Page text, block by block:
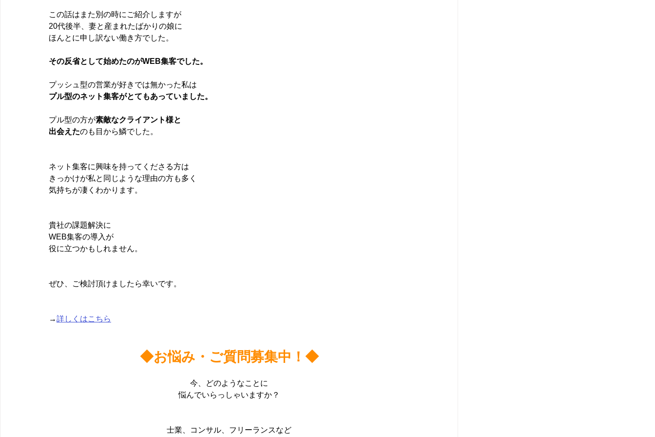
この話はまた別の時にご紹介しますが
20代後半、妻と産まれたばかりの娘に
ほんとに申し訳ない働き方でした。
その反省として始めたのがWEB集客でした。
プッシュ型の営業が好きでは無かった私は
プル型のネット集客がとてもあっていました。
プル型の方が素敵なクライアント様と
出会えたのも目から鱗でした。
ネット集客に興味を持ってくださる方は
きっかけが私と同じような理由の方も多く
気持ちが凄くわかります。
貴社の課題解決に
WEB集客の導入が
役に立つかもしれません。
ぜひ、ご検討頂けましたら幸いです。
→詳しくはこちら
◆お悩み・ご質問募集中！◆
今、どのようなことに
悩んでいらっしゃいますか？
士業、コンサル、フリーランスなど